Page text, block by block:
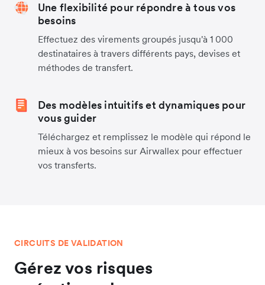
Une flexibilité pour répondre à tous vos
besoins
Effectuez des virements groupés jusqu'à 1 000
destinataires à travers différents pays, devises et
méthodes de transfert.
Des modèles intuitifs et dynamiques pour
vous guider
Téléchargez et remplissez le modèle qui répond le
mieux à vos besoins sur Airwallex pour effectuer
vos transferts.
CIRCUITS DE VALIDATION
Gérez vos risques